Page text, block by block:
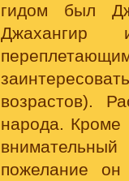
гидом был
Джахангир
возрастов).
народа. Кроме
пожелание